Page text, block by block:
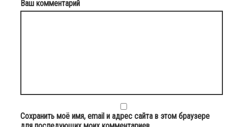
Ваш комментарий
Сохранить моё имя, email и адрес сайта в этом браузере